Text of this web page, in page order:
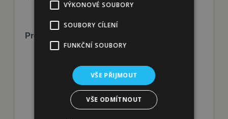
Proč zvolit hlavolam Playground Modul 3C?
tento hlavolam je navržený jako vysoká
výzva obtížnosti 3 (Expert), která většině
zkušenějších řešitelů vydrží déle než
jednoduché hlavolamy.
VÝKONOVÉ SOUBORY
SOUBORY CÍLENÍ
FUNKČNÍ SOUBORY
VŠE PŘIJMOUT
VŠE ODMÍTNOUT